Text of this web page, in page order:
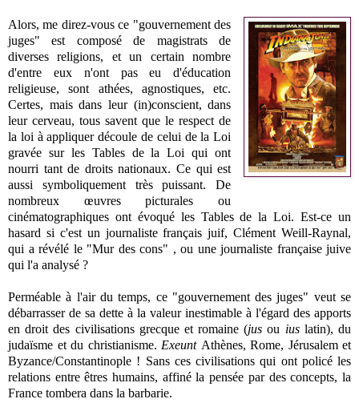
Alors, me direz-vous ce "gouvernement des
juges" est composé de magistrats de
diverses religions, et un certain nombre
d'entre eux n'ont pas eu d'éducation
religieuse, sont athées, agnostiques, etc.
Certes, mais dans leur (in)conscient, dans
leur cerveau, tous savent que le respect de
la loi à appliquer découle de celui de la Loi
gravée sur les Tables de la Loi qui ont
nourri tant de droits nationaux. Ce qui est
aussi symboliquement très puissant. De
nombreux œuvres picturales ou
cinématographiques ont évoqué les Tables de la Loi. Est-ce un
hasard si c'est un journaliste français juif, Clément Weill-Raynal,
qui a révélé le "Mur des cons" , ou une journaliste française juive
qui l'a analysé ?
Perméable à l'air du temps, ce "gouvernement des juges" veut se
débarrasser de sa dette à la valeur inestimable à l'égard des apports
en droit des civilisations grecque et romaine (jusou ius latin), du
judaïsme et du christianisme. Exeunt Athènes, Rome, Jérusalem et
Byzance/Constantinople ! Sans ces civilisations qui ont policé les
relations entre êtres humains, affiné la pensée par des concepts, la
France tombera dans la barbarie.